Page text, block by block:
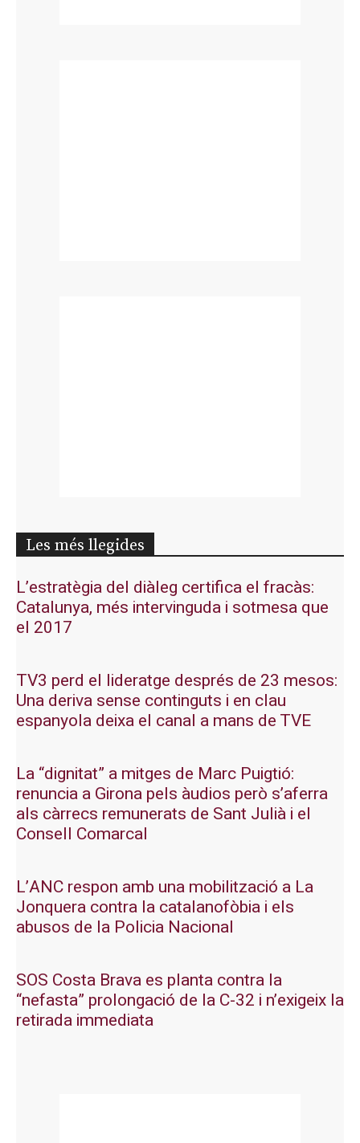
Les més llegides
L’estratègia del diàleg certifica el fracàs:
Catalunya, més intervinguda i sotmesa que
el 2017
TV3 perd el lideratge després de 23 mesos:
Una deriva sense continguts i en clau
espanyola deixa el canal a mans de TVE
La “dignitat” a mitges de Marc Puigtió:
renuncia a Girona pels àudios però s’aferra
als càrrecs remunerats de Sant Julià i el
Consell Comarcal
L’ANC respon amb una mobilització a La
Jonquera contra la catalanofòbia i els
abusos de la Policia Nacional
SOS Costa Brava es planta contra la
“nefasta” prolongació de la C-32 i n’exigeix la
retirada immediata